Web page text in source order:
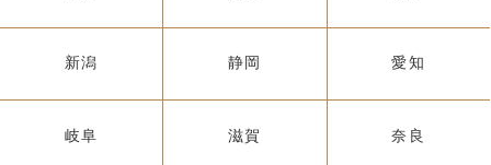
新潟 静岡 愛知
岐阜 滋賀 奈良